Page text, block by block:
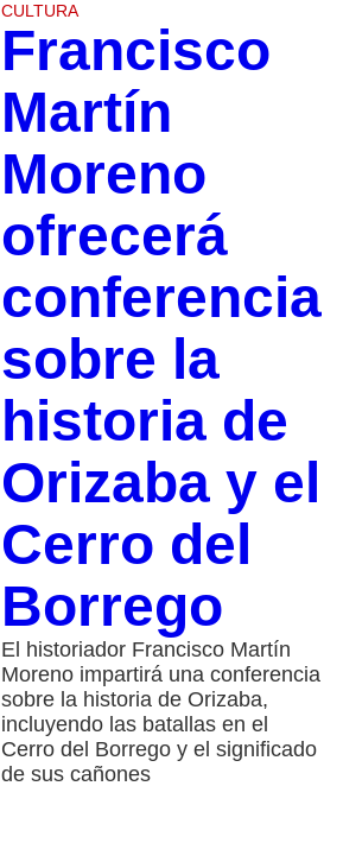
CULTURA
Francisco
Martín
Moreno
ofrecerá
conferencia
sobre la
historia de
Orizaba y el
Cerro del
Borrego
El historiador Francisco Martín
Moreno impartirá una conferencia
sobre la historia de Orizaba,
incluyendo las batallas en el
Cerro del Borrego y el significado
de sus cañones